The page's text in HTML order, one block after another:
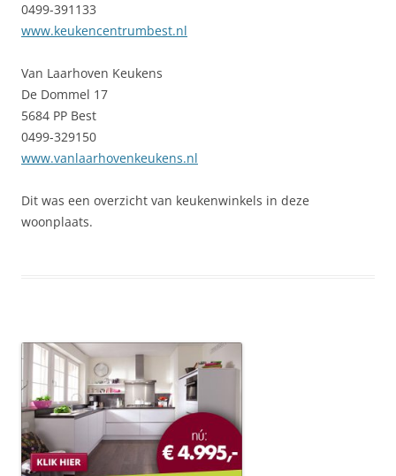
0499-391133
www.keukencentrumbest.nl
Van Laarhoven Keukens
De Dommel 17
5684 PP Best
0499-329150
www.vanlaarhovenkeukens.nl
Dit was een overzicht van keukenwinkels in deze
woonplaats.